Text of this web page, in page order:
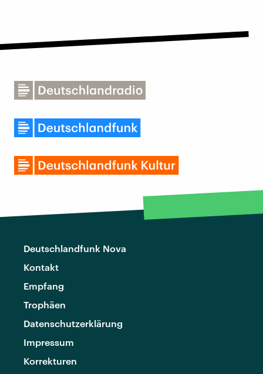
Deutschlandfunk Nova
Kontakt
Empfang
Trophäen
Datenschutzerklärung
Impressum
Korrekturen